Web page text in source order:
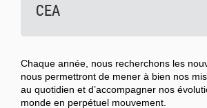
CEA
Chaque année, nous recherchons les
nous permettront de mener à bien nos
au quotidien et d’accompagner nos
monde en perpétuel mouvement.